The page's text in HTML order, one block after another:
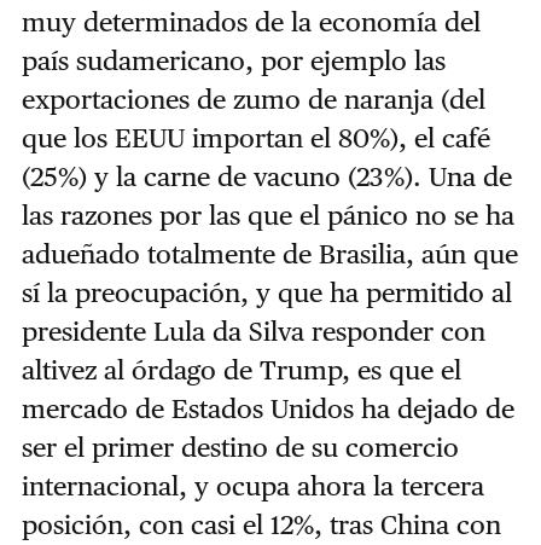
muy determinados de la economía del
país sudamericano, por ejemplo las
exportaciones de zumo de naranja (del
que los EEUU importan el 80%), el café
(25%) y la carne de vacuno (23%). Una de
las razones por las que el pánico no se ha
adueñado totalmente de Brasilia, aún que
sí la preocupación, y que ha permitido al
presidente Lula da Silva responder con
altivez al órdago de Trump, es que el
mercado de Estados Unidos ha dejado de
ser el primer destino de su comercio
internacional, y ocupa ahora la tercera
posición, con casi el 12%, tras China con